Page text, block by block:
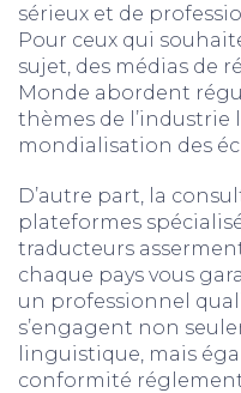
sérieux et de
Pour ceux qui
sujet, des médias de
Monde abordent
thèmes de
mondialisation des
D’autre part, la
plateformes
traducteurs
chaque pays vous
un professionnel
s’engagent non
linguistique, mais
conformité